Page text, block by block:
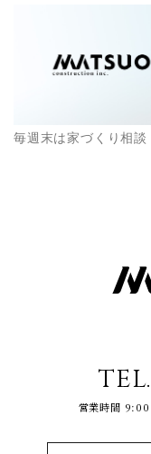
毎週末は家づくり相談
営業時間